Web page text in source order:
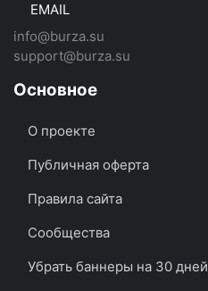
EMAIL
info@burza.su
support@burza.su
Основное
О проекте
Публичная оферта
Правила сайта
Сообщества
Убрать баннеры на 30 дней